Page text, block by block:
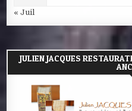
« Juil
JULIEN JACQUES